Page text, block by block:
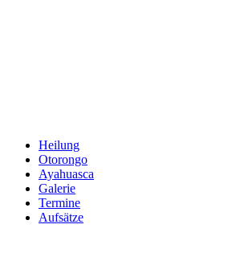
Heilung
Otorongo
Ayahuasca
Galerie
Termine
Aufsätze